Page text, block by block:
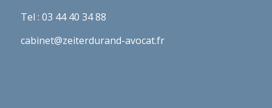
Tel : 03 44 40 34 88
cabinet@zeiterdurand-avocat.fr